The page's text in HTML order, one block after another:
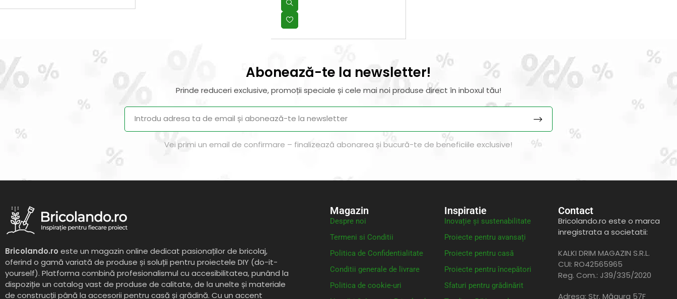
Abonează-te la newsletter!
Prinde reduceri exclusive, promoții speciale și cele mai noi produse direct în inboxul tău!
Vei primi un email de confirmare – finalizează abonarea și bucură-te de beneficiile exclusive!
Bricolando.ro este un magazin online dedicat pasionaților de bricolaj,
oferind o gamă variată de produse și soluții pentru proiectele DIY (do-it-
yourself). Platforma combină profesionalismul cu accesibilitatea, punând la
dispoziție un catalog vast de produse de calitate, de la unelte și materiale
de construcții până la accesorii pentru casă și grădină. Cu un accent
Magazin
Despre noi
Termeni si Conditii
Politica de Confidentialitate
Conditii generale de livrare
Politica de cookie-uri
Inspiratie
Inovație și sustenabilitate
Proiecte pentru avansați
Proiecte pentru casă
Proiecte pentru începători
Sfaturi pentru grădinărit
Contact
Bricolando.ro este o marca
inregistrata a societatii:
KALKI DRIM MAGAZIN S.R.L.
CUI: RO42565965
Reg. Com.: J39/335/2020
Adresa: Str. Măgura 57F